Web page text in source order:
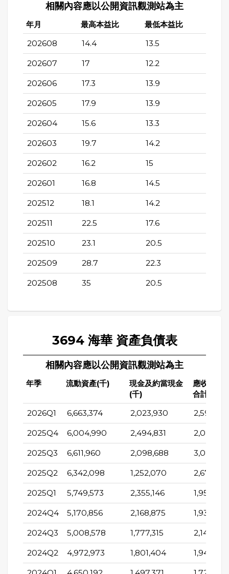
相關內容應以公開資訊觀測站為主
年月 最高本益比 最低本益比
202608 14.4 13.5
202607 17 12.2
202606 17.3 13.9
202605 17.9 13.9
202604 15.6 13.3
202603 19.7 14.2
202602 16.2 15
202601 16.8 14.5
202512 18.1 14.2
202511 22.5 17.6
202510 23.1 20.5
202509 28.7 22.3
202508 35 20.5
3694 海華 資產負債表
相關內容應以公開資訊觀測站為主
年季 流動資產(千)
現金及約當現金
(千)
應收帳款
合計(千)
2026Q1 6,663,374 2,023,930 2,596,163
2025Q4 6,004,990 2,494,831
2025Q3 6,611,960 2,098,688
2025Q2 6,342,098 1,252,070 2,676,195
2025Q1 5,749,573 2,355,146 1,959,477
2024Q4 5,170,856 2,168,875 1,934,186
2024Q3 5,008,578 1,777,315 2,148,014
2024Q2 4,972,973 1,801,404 1,947,175